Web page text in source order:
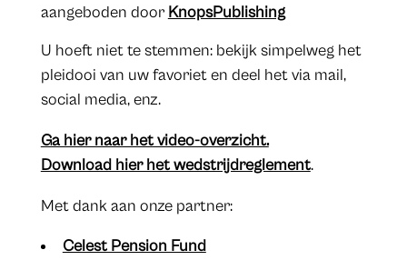
aangeboden door KnopsPublishing
U hoeft niet te stemmen: bekijk simpelweg het
pleidooi van uw favoriet en deel het via mail,
social media, enz.
Ga hier naar het video-overzicht.
Download hier het wedstrijdreglement.
Met dank aan onze partner:
Celest Pension Fund